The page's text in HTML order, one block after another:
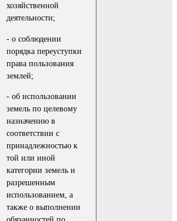
хозяйственной
деятельности;
- о соблюдении
порядка переуступки
права пользования
землей;
- об использовании
земель по целевому
назначению в
соответствии с
принадлежностью к
той или иной
категории земель и
разрешенным
использованием, а
также о выполнении